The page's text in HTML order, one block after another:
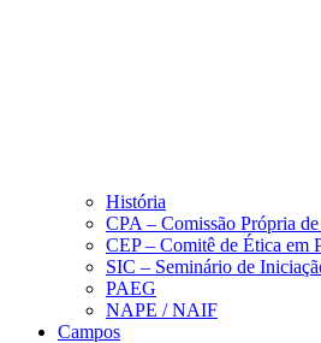
História
CPA – Comissão Própria
CEP – Comitê de Ética em
SIC – Seminário de
PAEG
NAPE / NAIF
Campos